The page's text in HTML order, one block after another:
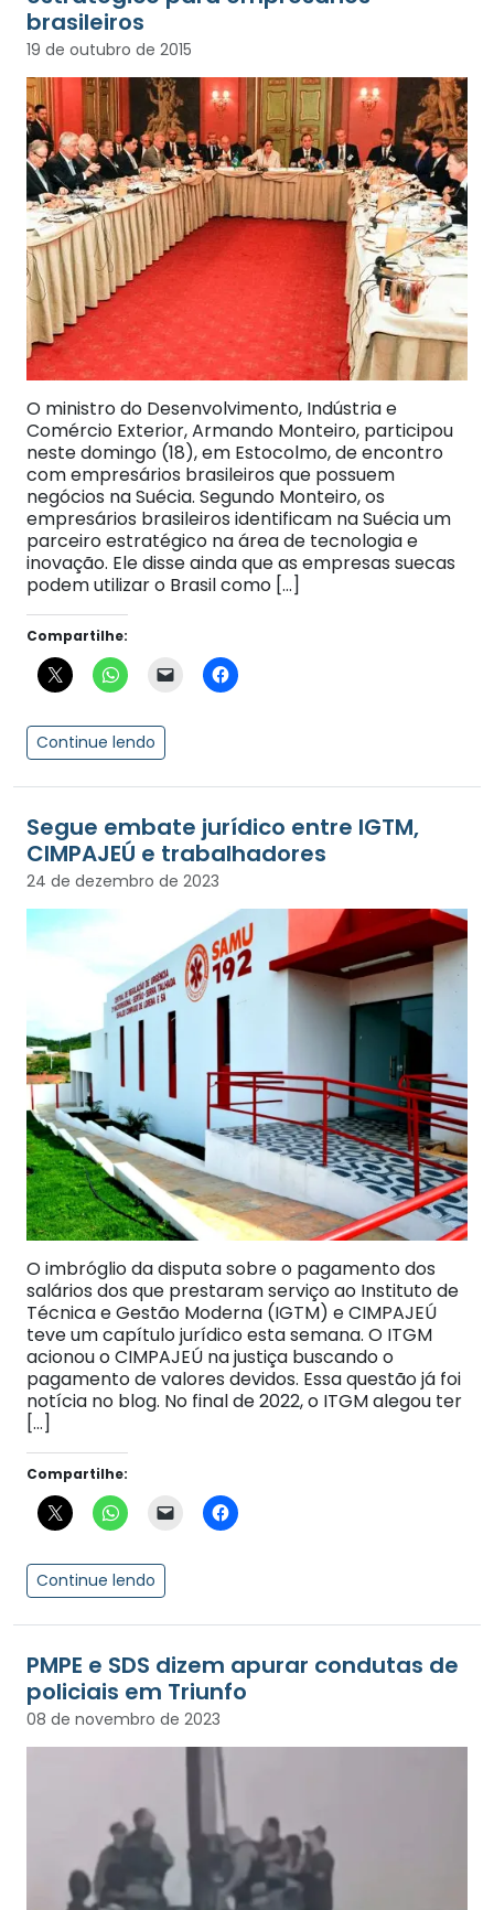
brasileiros
19 de outubro de 2015
O ministro do Desenvolvimento, Indústria e
Comércio Exterior, Armando Monteiro, participou
neste domingo (18), em Estocolmo, de encontro
com empresários brasileiros que possuem
negócios na Suécia. Segundo Monteiro, os
empresários brasileiros identificam na Suécia um
parceiro estratégico na área de tecnologia e
inovação. Ele disse ainda que as empresas suecas
podem utilizar o Brasil como […]
Compartilhe:
Continue lendo
Segue embate jurídico entre IGTM,
CIMPAJEÚ e trabalhadores
24 de dezembro de 2023
O imbróglio da disputa sobre o pagamento dos
salários dos que prestaram serviço ao Instituto de
Técnica e Gestão Moderna (IGTM) e CIMPAJEÚ
teve um capítulo jurídico esta semana. O ITGM
acionou o CIMPAJEÚ na justiça buscando o
pagamento de valores devidos. Essa questão já foi
notícia no blog. No final de 2022, o ITGM alegou ter
[…]
Compartilhe:
Continue lendo
PMPE e SDS dizem apurar condutas de
policiais em Triunfo
08 de novembro de 2023